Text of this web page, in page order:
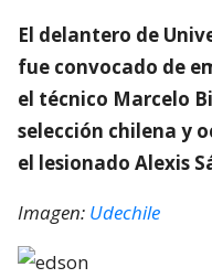
El delantero de
fue convocado de
el técnico Marcelo
selección chilena y
el lesionado Alexis
Imagen: Udechile